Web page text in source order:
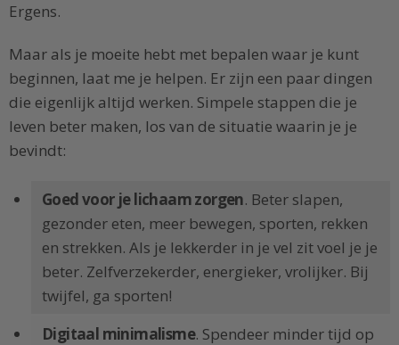
Ergens.
Maar als je moeite hebt met bepalen waar je kunt
beginnen, laat me je helpen. Er zijn een paar dingen
die eigenlijk altijd werken. Simpele stappen die je
leven beter maken, los van de situatie waarin je je
bevindt:
Goed voor je lichaam zorgen. Beter slapen,
gezonder eten, meer bewegen, sporten, rekken
en strekken. Als je lekkerder in je vel zit voel je je
beter. Zelfverzekerder, energieker, vrolijker. Bij
twijfel, ga sporten!
Digitaal minimalisme. Spendeer minder tijd op